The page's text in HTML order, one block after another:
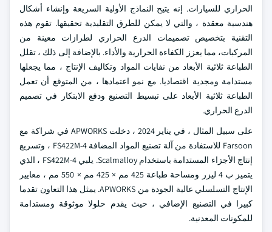
الحراري للسيارات. إنه يتيح النماذج الأولية السريعة وإنشاء أشكال
هندسية معقدة ، والتي لا يمكن للطرق التقليدية تحقيقها. تقوم هذه
التقنية بتخصيص تصميمات الدرع الحراري لطرازات معينة من
المركبات، مما يعزز الكفاءة الحرارية والأداء. بالإضافة إلى ذلك ، تقلل
الطباعة ثلاثية الأبعاد من نفايات المواد وتكاليف الإنتاج ، مما يجعلها
مستدامة ومجدية اقتصاديا. مع نمو اعتمادها ، من المتوقع أن تعمل
الطباعة ثلاثية الأبعاد على تبسيط التصنيع ودفع الابتكار في تصميم
الدرع الحراري.
على سبيل المثال ، في يناير 2024 ، دخلت APWORKS في شراكة مع
Farsoon للاستفادة من آلة تصنيع المواد المضافة FS422M-4 ، وتسريع
إنتاج الأجزاء المستدامة باستخدام Scalmalloy. يلبي FS422M-4 ، الذي
يتميز ب 4 ليزر ومساحة طباعة 425 مم × 425 مم × 550 مم ، معايير
الإنتاج التسلسلي عالية الجودة من APWORKS. يمثل هذا التعاون تقدما
كبيرا في التصنيع الإضافي ، حيث يقدم حلولا موثوقة ومستدامة
للمكونات المعدنية.